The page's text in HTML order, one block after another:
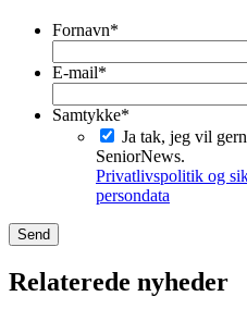
Fornavn*
E-mail*
Samtykke*
Ja tak, jeg vil
SeniorNews.
Privatlivspolitik og
persondata
Relaterede nyheder